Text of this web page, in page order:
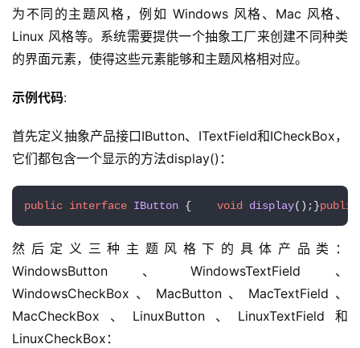
为不同的主题风格，例如 Windows 风格、Mac 风格、
Linux 风格等。系统需要提供一个抽象工厂来创建不同种类
的界面元素，使得这些元素能够和主题风格相对应。
示例代码:
首先定义抽象产品接口IButton、ITextField和ICheckBox，
它们都包含一个显示的方法display()：
public interface IButton { void display() ;}public
然后定义三种主题风格下的具体产品类：
WindowsButton、WindowsTextField、
WindowsCheckBox、MacButton、MacTextField、
MacCheckBox、LinuxButton、LinuxTextField和
LinuxCheckBox：